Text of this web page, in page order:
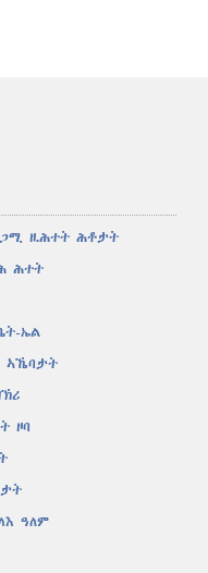
ዚሕተት ሕቶታት
ሕተት
ኤል
ኣኼባታት
ዞባ
ዓለም